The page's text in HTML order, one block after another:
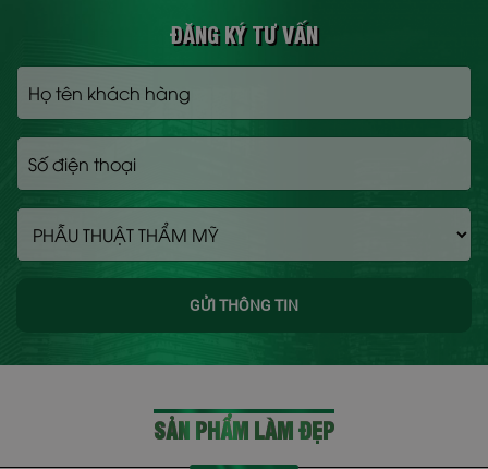
ĐĂNG KÝ TƯ VẤN
GỬI THÔNG TIN
SẢN PHẨM LÀM ĐẸP